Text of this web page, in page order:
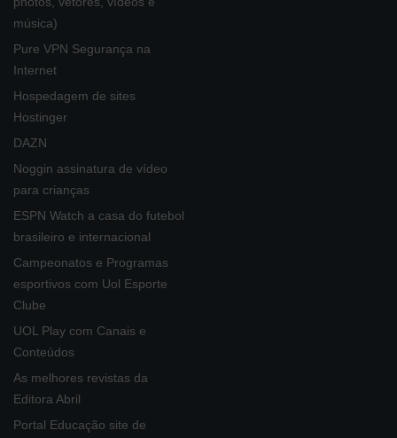
música)
Pure VPN Segurança na
Internet
Hospedagem de sites
Hostinger
DAZN
Noggin assinatura de vídeo
para crianças
ESPN Watch a casa do futebol
brasileiro e internacional
Campeonatos e Programas
esportivos com Uol Esporte
Clube
UOL Play com Canais e
Conteúdos
As melhores revistas da
Editora Abril
Portal Educação site de